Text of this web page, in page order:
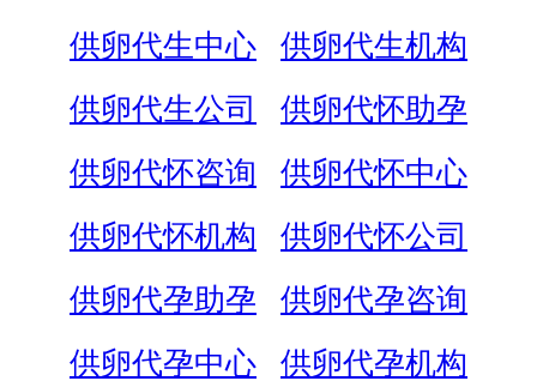
供卵代生中心
供卵代生机构
供卵代生公司
供卵代怀助孕
供卵代怀咨询
供卵代怀中心
供卵代怀机构
供卵代怀公司
供卵代孕助孕
供卵代孕咨询
供卵代孕中心
供卵代孕机构